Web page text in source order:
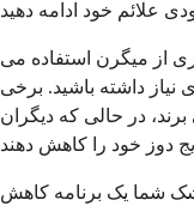
از میگرن استفاده می
داشته باشید. برخی
در حالی که دیگران
شما یک برنامه کاهش